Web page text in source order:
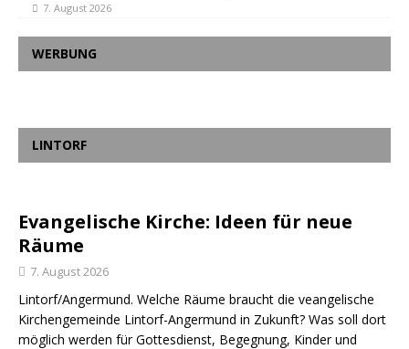
7. August 2026
WERBUNG
LINTORF
Evangelische Kirche: Ideen für neue
Räume
7. August 2026
Lintorf/Angermund. Welche Räume braucht die veangelische
Kirchengemeinde Lintorf-Angermund in Zukunft? Was soll dort
möglich werden für Gottesdienst, Begegnung, Kinder und